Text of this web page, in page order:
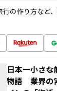
行の作り方など
日本一小さ
物語 業界の